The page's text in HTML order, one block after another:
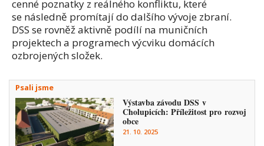
cenné poznatky z reálného konfliktu, které
se následně promítají do dalšího vývoje zbraní.
DSS se rovněž aktivně podílí na muničních
projektech a programech výcviku domácích
ozbrojených složek.
Psali jsme
Výstavba závodu DSS v
Cholupicích: Příležitost pro rozvoj
obce
21. 10. 2025